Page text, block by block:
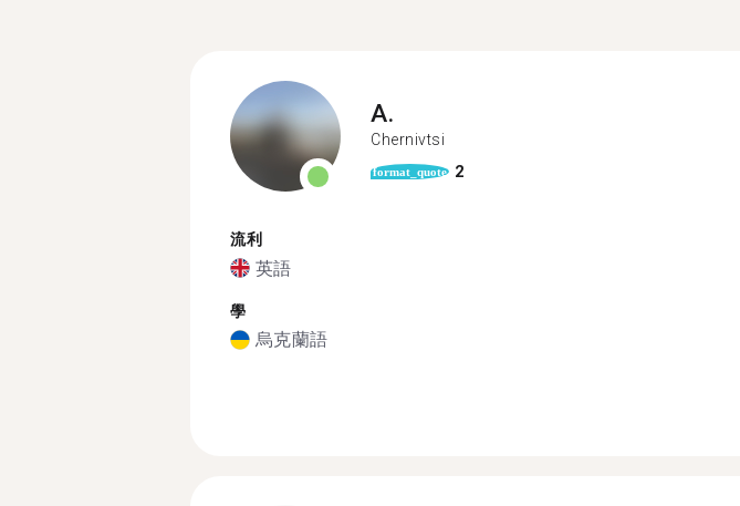
A.
Chernivtsi
format_quote 2
流利
英語
學
烏克蘭語